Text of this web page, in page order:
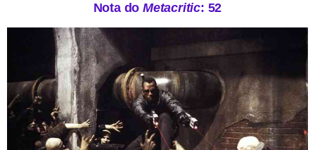
Nota doMetacritic: 52